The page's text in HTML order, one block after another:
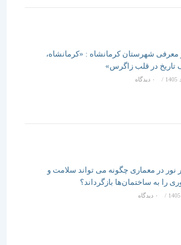
شهرستان کرمانشاه : «کرمانشاه،
در قلب زاگرس»
۰ دیدگاه
معماری چگونه می تواند سلامت و
ساختمان‌ها بازگرداند؟
۰ دیدگاه